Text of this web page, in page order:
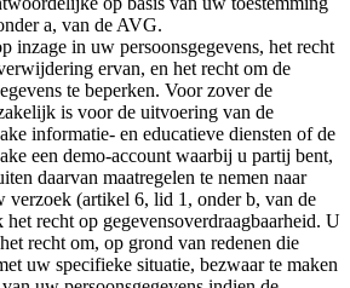
a, van de AVG.
inzage in uw persoonsgegevens, het recht
ervan, en het recht om de
te beperken. Voor zover de
is voor de uitvoering van de
informatie- en educatieve diensten of de
een demo-account waarbij u partij bent,
daarvan maatregelen te nemen naar
verzoek (artikel 6, lid 1, onder b, van de
recht op gegevensoverdraagbaarheid. U
recht om, op grond van redenen die
uw specifieke situatie, bezwaar te maken